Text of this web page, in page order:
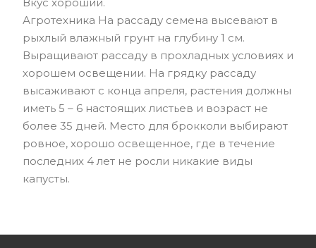
Вкус хороший.
Агротехника На рассаду семена высевают в
рыхлый влажный грунт на глубину 1 см.
Выращивают рассаду в прохладных условиях и
хорошем освещении. На грядку рассаду
высаживают с конца апреля, растения должны
иметь 5 – 6 настоящих листьев и возраст не
более 35 дней. Место для брокколи выбирают
ровное, хорошо освещенное, где в течение
последних 4 лет не росли никакие виды
капусты.